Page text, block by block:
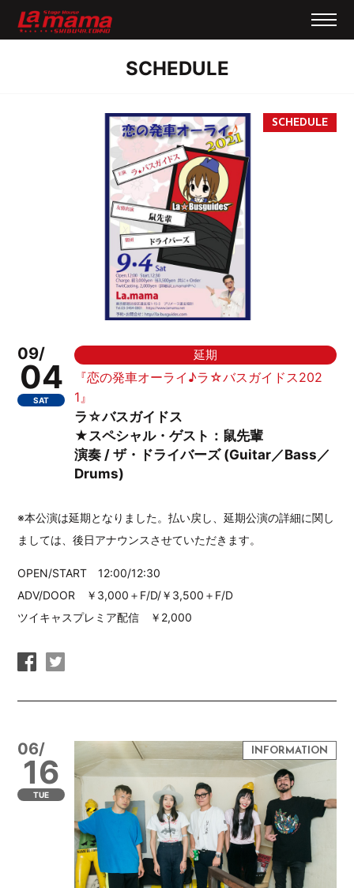
SCHEDULE
09/
04
SAT
延期
『恋の発車オーライ♪ラ☆バスガイドス202
1』
ラ☆バスガイドス
★スペシャル・ゲスト：鼠先輩
演奏 / ザ・ドライバーズ (Guitar／Bass／
Drums)
※本公演は延期となりました。払い戻し、延期公演の詳細に関し
ましては、後日アナウンスさせていただきます。
OPEN/START 12:00/12:30
ADV/DOOR ￥3,000＋F/D/￥3,500＋F/D
ツイキャスプレミア配信 ￥2,000
06/
16
TUE